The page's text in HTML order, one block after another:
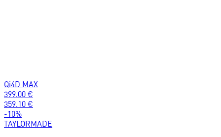
Qi4D MAX
399.00 €
359.10 €
-10%
TAYLORMADE